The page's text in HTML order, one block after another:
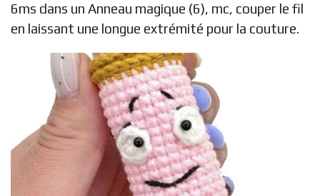
6ms dans un Anneau magique (6), mc, couper le fil
en laissant une longue extrémité pour la couture.